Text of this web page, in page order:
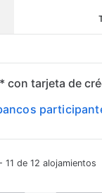
con tarjeta de
11 de 12 alojamientos